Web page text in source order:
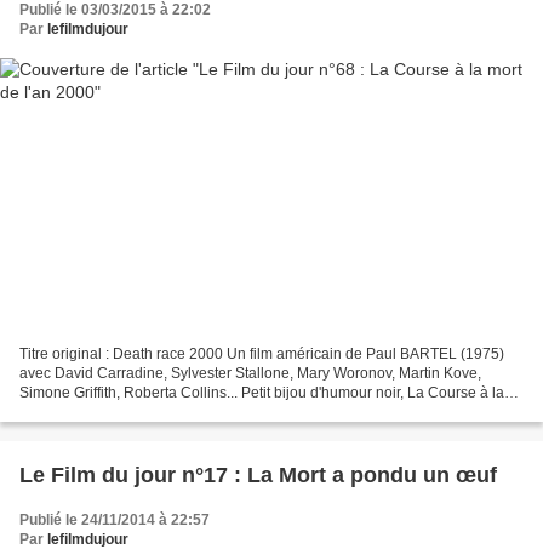
Publié le 03/03/2015 à 22:02
Par lefilmdujour
Titre original : Death race 2000 Un film américain de Paul BARTEL (1975)
avec David Carradine, Sylvester Stallone, Mary Woronov, Martin Kove,
Simone Griffith, Roberta Collins... Petit bijou d'humour noir, La Course à la
Le Film du jour n°17 : La Mort a pondu un œuf
Publié le 24/11/2014 à 22:57
Par lefilmdujour